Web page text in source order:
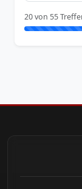
20 von 55